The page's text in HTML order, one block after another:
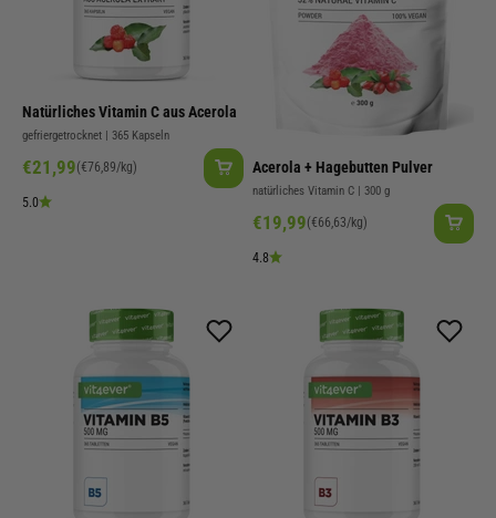
Natürliches Vitamin C aus Acerola
gefriergetrocknet | 365 Kapseln
Angebot
€21,99(€76,89/kg)
5.0
Acerola + Hagebutten Pulver
natürliches Vitamin C | 300 g
Angebot
€19,99(€66,63/kg)
4.8